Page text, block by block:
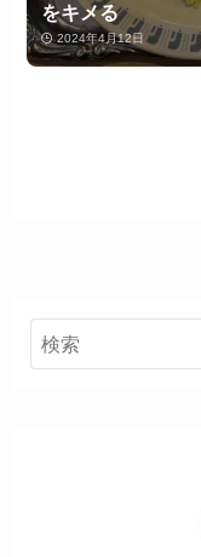
をキメる
2024年4月12日